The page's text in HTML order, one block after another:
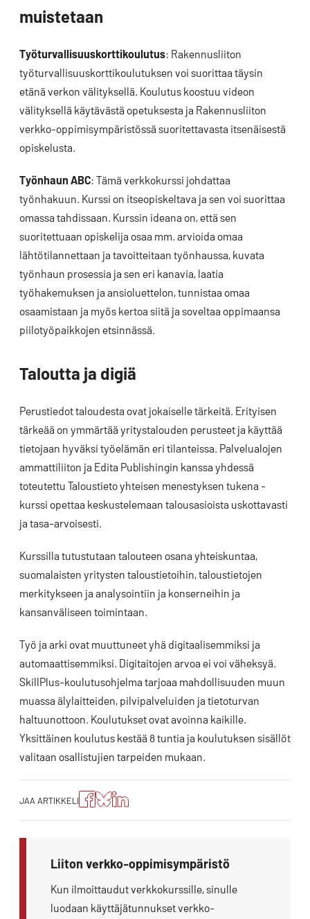
muistetaan
Työturvallisuuskorttikoulutus: Rakennusliiton
työturvallisuuskorttikoulutuksen voi suorittaa täysin
etänä verkon välityksellä. Koulutus koostuu videon
välityksellä käytävästä opetuksesta ja Rakennusliiton
verkko-oppimisympäristössä suoritettavasta itsenäisestä
opiskelusta.
Työnhaun ABC: Tämä verkkokurssi johdattaa
työnhakuun. Kurssi on itseopiskeltava ja sen voi suorittaa
omassa tahdissaan. Kurssin ideana on, että sen
suoritettuaan opiskelija osaa mm. arvioida omaa
lähtötilannettaan ja tavoitteitaan työnhaussa, kuvata
työnhaun prosessia ja sen eri kanavia, laatia
työhakemuksen ja ansioluettelon, tunnistaa omaa
osaamistaan ja myös kertoa siitä ja soveltaa oppimaansa
piilotyöpaikkojen etsinnässä.
Taloutta ja digiä
Perustiedot taloudesta ovat jokaiselle tärkeitä. Erityisen
tärkeää on ymmärtää yritystalouden perusteet ja käyttää
tietojaan hyväksi työelämän eri tilanteissa. Palvelualojen
ammattiliiton ja Edita Publishingin kanssa yhdessä
toteutettu Taloustieto yhteisen menestyksen tukena -
kurssi opettaa keskustelemaan talousasioista uskottavasti
ja tasa-arvoisesti.
Kurssilla tutustutaan talouteen osana yhteiskuntaa,
suomalaisten yritysten taloustietoihin, taloustietojen
merkitykseen ja analysointiin ja konserneihin ja
kansanväliseen toimintaan.
Työ ja arki ovat muuttuneet yhä digitaalisemmiksi ja
automaattisemmiksi. Digitaitojen arvoa ei voi väheksyä.
SkillPlus-koulutusohjelma tarjoaa mahdollisuuden muun
muassa älylaitteiden, pilvipalveluiden ja tietoturvan
haltuunottoon. Koulutukset ovat avoinna kaikille.
Yksittäinen koulutus kestää 8 tuntia ja koulutuksen sisällöt
valitaan osallistujien tarpeiden mukaan.
JAA ARTIKKELI
Jaa
artikkeli
Facebookissa
Jaa
artikkeli
Blueskyssa
Jako:
Jaa
artikkeli
Liiton verkko-oppimisympäristö
Kun ilmoittaudut verkkokurssille, sinulle
luodaan käyttäjätunnukset verkko-